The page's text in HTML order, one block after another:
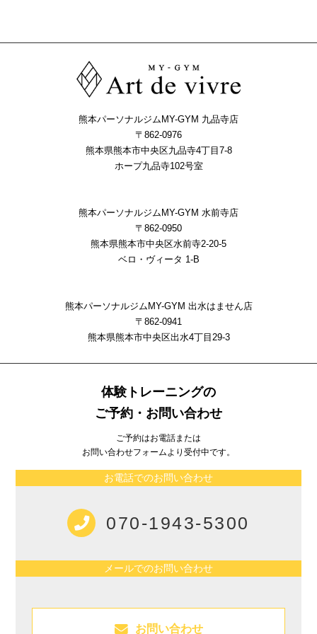
熊本パーソナルジムMY-GYM 九品寺店
〒862-0976
熊本県熊本市中央区九品寺4丁目7-8
ホープ九品寺102号室
熊本パーソナルジムMY-GYM 水前寺店
〒862-0950
熊本県熊本市中央区水前寺2-20-5
ベロ・ヴィータ 1-B
熊本パーソナルジムMY-GYM 出水はません店
〒862-0941
熊本県熊本市中央区出⽔4丁⽬29-3
体験トレーニングの
ご予約・お問い合わせ
ご予約はお電話または
お問い合わせフォームより受付中です。
お電話でのお問い合わせ
070-1943-5300
メールでのお問い合わせ
お問い合わせ